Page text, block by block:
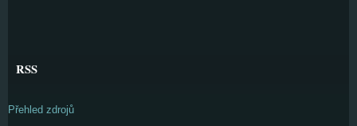
RSS
Přehled zdrojů